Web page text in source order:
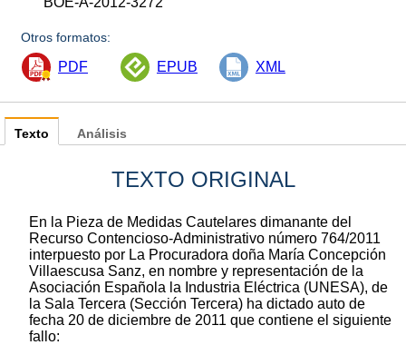
Otros formatos:
PDF EPUB XML
Texto
TEXTO ORIGINAL
En la Pieza de Medidas Cautelares dimanante del
Recurso Contencioso-Administrativo número 764/2011
interpuesto por La Procuradora doña María Concepción
Villaescusa Sanz, en nombre y representación de la
Asociación Española la Industria Eléctrica (UNESA), de
la Sala Tercera (Sección Tercera) ha dictado auto de
fecha 20 de diciembre de 2011 que contiene el siguiente
fallo:
Análisis